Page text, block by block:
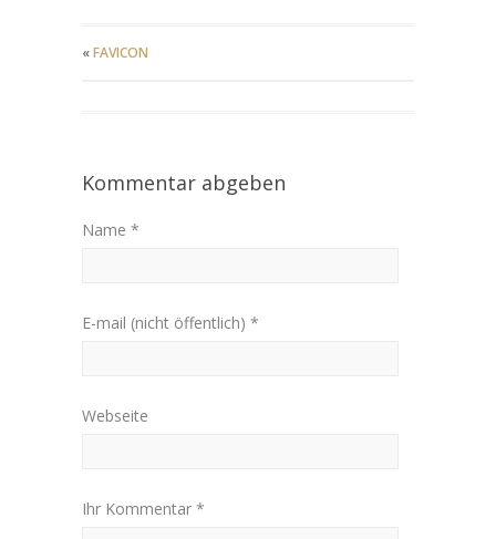
«FAVICON
Kommentar abgeben
Name *
E-mail (nicht öffentlich) *
Webseite
Ihr Kommentar *